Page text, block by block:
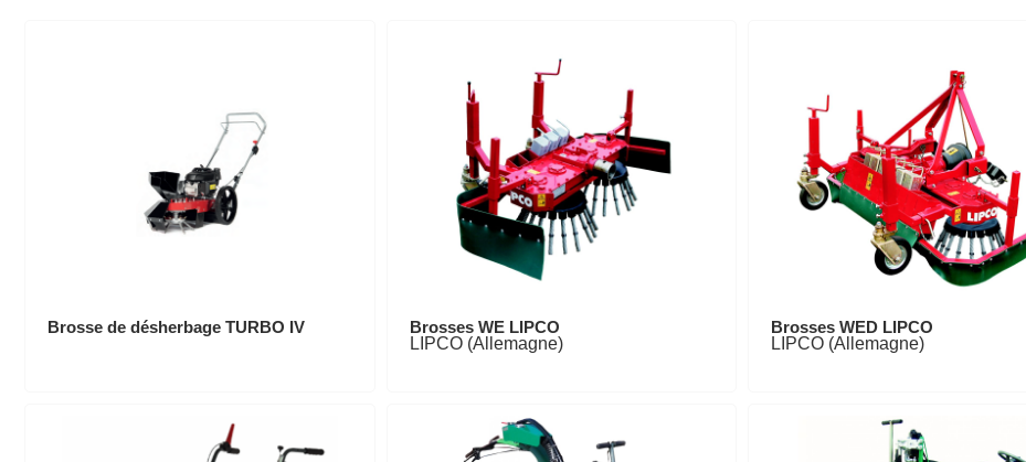
Brosse de désherbage TURBO IV
Brosses WE LIPCO
LIPCO (Allemagne)
Brosses WED LIPCO
LIPCO (Allemagne)